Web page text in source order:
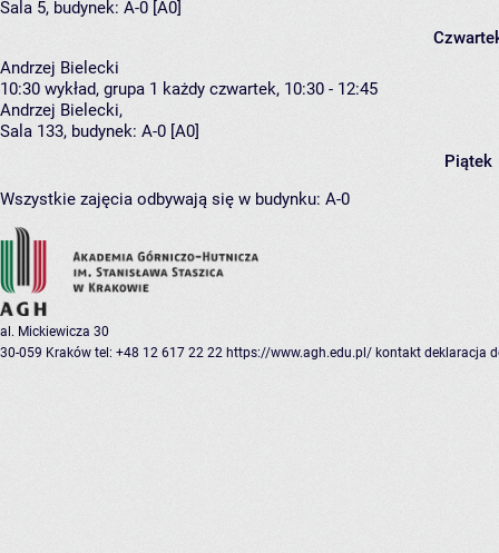
Sala 5, budynek: A-0 [A0]
Andrzej Bielecki
10:30 wykład, grupa 1 każdy czwartek, 10:30 - 12:45
Andrzej Bielecki,
Sala 133, budynek: A-0 [A0]
Piątek
Wszystkie zajęcia odbywają się w budynku: A-0
al. Mickiewicza 30
30-059 Kraków tel: +48 12 617 22 22 https://www.agh.edu.pl/ kontakt deklaracja